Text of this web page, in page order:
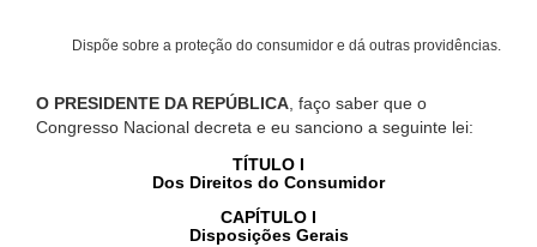
Dispõe sobre a proteção do consumidor e dá outras providências.
O PRESIDENTE DA REPÚBLICA , faço saber que o
Congresso Nacional decreta e eu sanciono a seguinte lei:
TÍTULO I
Dos Direitos do Consumidor
CAPÍTULO I
Disposições Gerais